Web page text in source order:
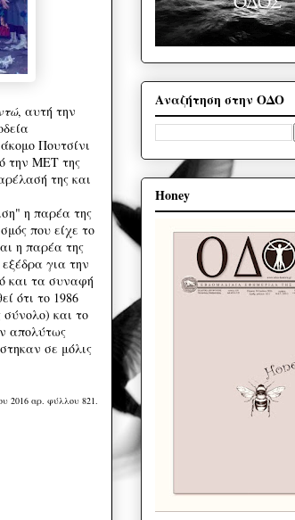
, αυτή την
Πουτσίνι
την ΜΕΤ της
της και
η παρέα της
που είχε το
η παρέα της
για την
και τα συναφή
ότι το 1986
και το
απολύτως
σε μόλις
2016 αρ. φύλλου 821.
Αναζήτηση στην ΟΔΟ
Honey